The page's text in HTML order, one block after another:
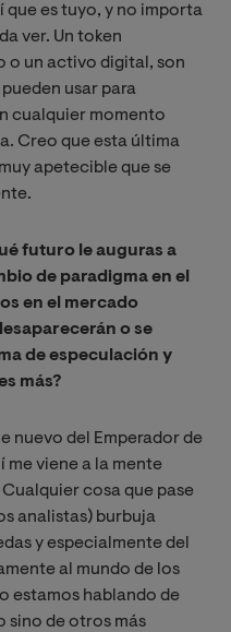
que es tuyo, y no importa
ver. Un token
o un activo digital, son
usar para
cualquier momento
Creo que esta última
apetecible que se
futuro le auguras a
de paradigma en el
en el mercado
o se
de especulación y
más?
nuevo del Emperador de
me viene a la mente
Cualquier cosa que pase
analistas) burbuja
y especialmente del
al mundo de los
estamos hablando de
sino de otros más